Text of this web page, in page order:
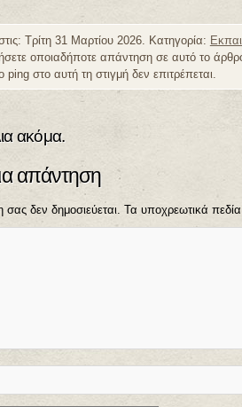
Τρίτη 31 Μαρτίου 2026. Κατηγορία:
οποιαδήποτε απάντηση σε αυτό το
στο αυτή τη στιγμή δεν επιτρέπεται.
ακόμα.
απάντηση
δεν δημοσιεύεται. Τα υποχρεωτικά